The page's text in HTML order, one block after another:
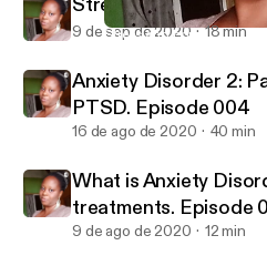
Stress and coping
9 de sep de 2020 18 min
Anxiety Disorder 2:
PTSD. Episode 004
16 de ago de 2020 40 min
What is Anxiety
treatments. Episode
9 de ago de 2020 12 min